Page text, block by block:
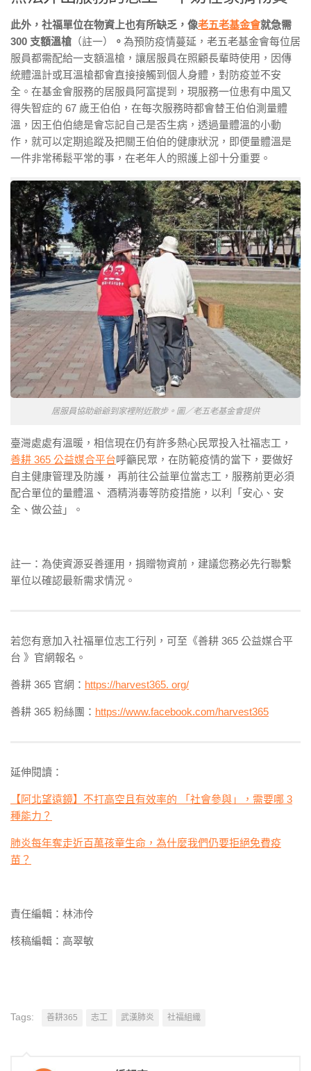
此外，社福單位在物資上也有所缺乏，像老五老基金會就急需
300 支額溫槍 （註一） 。 為預防疫情蔓延，老五老基金會每位居
服員都需配給一支額溫槍，讓居服員在照顧長輩時使用，因傳
統體溫計或耳溫槍都會直接接觸到個人身體，對防疫並不安
全。在基金會服務的居服員阿富提到，現服務一位患有中風又
得失智症的 67 歲王伯伯，在每次服務時都會替王伯伯測量體
溫，因王伯伯總是會忘記自己是否生病，透過量體溫的小動
作，就可以定期追蹤及把關王伯伯的健康狀況，即便量體溫是
一件非常稀鬆平常的事，在老年人的照護上卻十分重要。
居服員協助爺爺到家裡附近散步。圖／老五老基金會提供
臺灣處處有溫暖，相信現在仍有許多熱心民眾投入社福志工，
善耕 365 公益媒合平台呼籲民眾，在防範疫情的當下，要做好
自主健康管理及防護， 再前往公益單位當志工，服務前更必須
配合單位的量體溫、 酒精消毒等防疫措施，以利「安心、安
全、做公益」。
註一：為使資源妥善運用，捐贈物資前，建議您務必先行聯繫
單位以確認最新需求情況。
若您有意加入社福單位志工行列，可至《善耕 365 公益媒合平
台 》官網報名。
善耕 365 官網： https://harvest365. org/
善耕 365 粉絲團： https://www.facebook.com/harvest365
延伸閱讀：
【阿北望遠鏡】不打高空且有效率的 「社會參與」，需要哪 3
種能力？
肺炎每年奪走近百萬孩童生命，為什麼我們仍要拒絕免費疫
苗？
責任編輯：林沛伶
核稿編輯：高翠敏
Tags: 善耕365 志工 武漢肺炎 社福組織